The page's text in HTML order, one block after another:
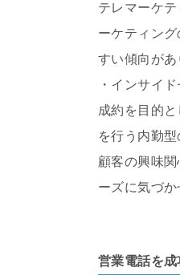
テレマーケ
ーケティン
すい傾向があ
・インサイ
成約を目的
を行う内勤
顧客の興味
ーズに気づか
営業電話を